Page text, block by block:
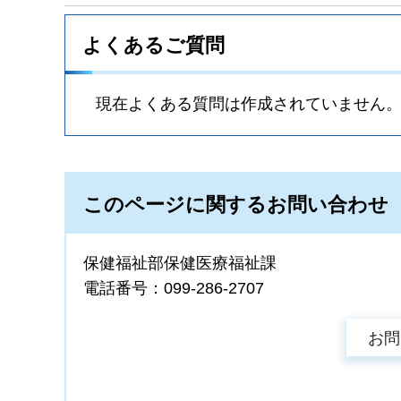
よくあるご質問
現在よくある質問は作成されていません。
このページに関するお問い合わせ
保健福祉部保健医療福祉課
電話番号：099-286-2707